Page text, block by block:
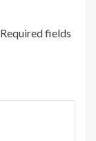
Required fields